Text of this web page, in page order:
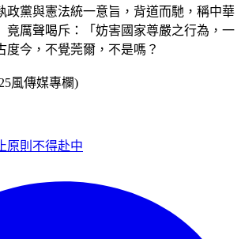
政黨與憲法統一意旨，背道而馳，稱中華
竟厲聲喝斥：「妨害國家尊嚴之行為，一
度今，不覺莞爾，不是嗎？
風傳媒專欄)
原則 不得赴中